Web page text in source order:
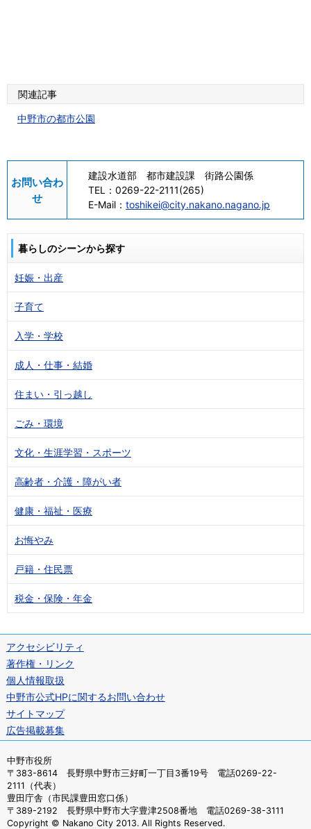
関連記事
中野市の都市公園
お問い合わ
せ
建設水道部 都市建設課 街路公園係
TEL： 0269-22-2111(265)
E-Mail： toshikei@city.nakano.nagano.jp
暮らしのシーンから探す
妊娠・出産
子育て
入学・学校
成人・仕事・結婚
住まい・引っ越し
ごみ・環境
文化・生涯学習・スポーツ
高齢者・介護・障がい者
健康・福祉・医療
お悔やみ
戸籍・住民票
税金・保険・年金
アクセシビリティ
著作権・リンク
個人情報取扱
中野市公式HPに関するお問い合わせ
サイトマップ
広告掲載募集
中野市役所
〒383-8614 長野県中野市三好町一丁目3番19号 電話0269-22-
2111（代表）
豊田庁舎（市民課豊田窓口係）
〒389-2192 長野県中野市大字豊津2508番地 電話0269-38-3111
Copyright © Nakano City 2013. All Rights Reserved.